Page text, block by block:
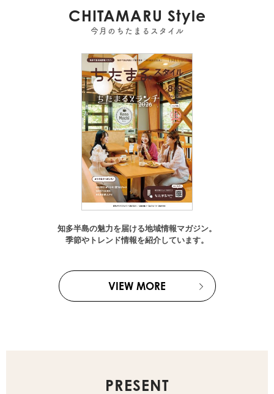
CHITAMARU Style
今月のちたまるスタイル
知多半島の魅力を届ける地域情報マガジン。
季節やトレンド情報を紹介しています。
VIEW MORE
PRESENT